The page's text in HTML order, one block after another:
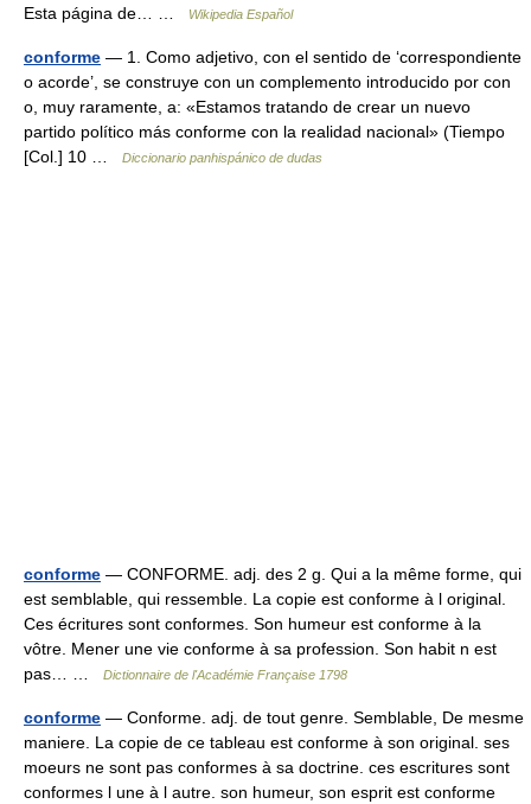
Esta página de… …
Wikipedia Español
conforme — 1. Como adjetivo, con el sentido de ‘correspondiente
o acorde’, se construye con un complemento introducido por con
o, muy raramente, a: «Estamos tratando de crear un nuevo
partido político más conforme con la realidad nacional» (Tiempo
[Col.] 10 …
Diccionario panhispánico de dudas
conforme — CONFORME. adj. des 2 g. Qui a la même forme, qui
est semblable, qui ressemble. La copie est conforme à l original.
Ces écritures sont conformes. Son humeur est conforme à la
vôtre. Mener une vie conforme à sa profession. Son habit n est
pas… …
Dictionnaire de l'Académie Française 1798
conforme — Conforme. adj. de tout genre. Semblable, De mesme
maniere. La copie de ce tableau est conforme à son original. ses
moeurs ne sont pas conformes à sa doctrine. ces escritures sont
conformes l une à l autre. son humeur, son esprit est conforme